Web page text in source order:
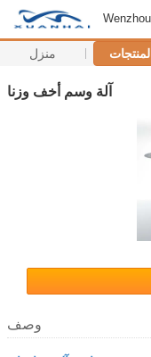
منزل المنتجات
آلة وسم أخف وزنا
وصف